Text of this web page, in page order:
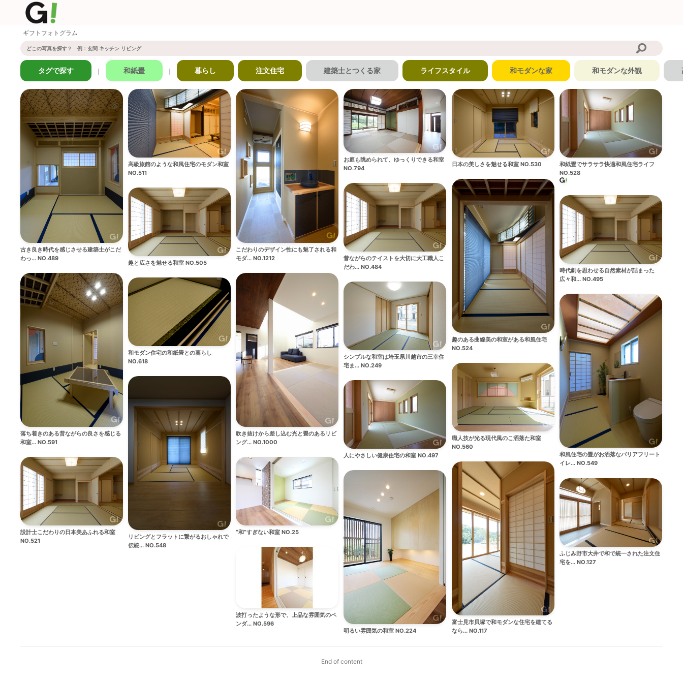
ギフトフォトグラム
タグで探す ｜ 和紙畳 ｜ 暮らし 注文住宅 建築士とつくる家 ライフスタイル 和モダンな家 和モダンな外観
古き良き時代を感じさせる建築士がこだ
わっ... NO.489
高級旅館のような和風住宅のモダン和室
NO.511
こだわりのデザイン性にも魅了される和
モダ... NO.1212
お庭も眺められて、ゆっくりできる和室
NO.794
日本の美しさを魅せる和室 NO.530
和紙畳でサラサラ快適和風住宅ライフ
NO.528
趣のある曲線美の和室がある和風住宅
NO.524
昔ながらのテイストを大切に大工職人こ
だわ... NO.484
趣と広さを魅せる和室 NO.505
時代劇を思わせる自然素材が詰まった
広々和... NO.495
落ち着きのある昔ながらの良さを感じる
和室... NO.591
吹き抜けから差し込む光と畳のあるリビ
ング... NO.1000
和モダン住宅の和紙畳との暮らし
NO.618
シンプルな和室は埼玉県川越市の三幸住
宅ま... NO.249
和風住宅の畳がお洒落なバリアフリート
イレ... NO.549
職人技が光る現代風のこ洒落た和室
NO.560
リビングとフラットに繋がるおしゃれで
伝統... NO.548
人にやさしい健康住宅の和室 NO.497
設計士こだわりの日本美あふれる和室
NO.521
“和”すぎない和室 NO.25
富士見市貝塚で和モダンな住宅を建てる
なら... NO.117
明るい雰囲気の和室 NO.224
ふじみ野市大井で和で統一された注文住
宅を... NO.127
波打ったような形で、上品な雰囲気のペ
ンダ... NO.596
End of content